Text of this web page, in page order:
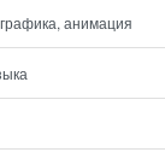
анимация